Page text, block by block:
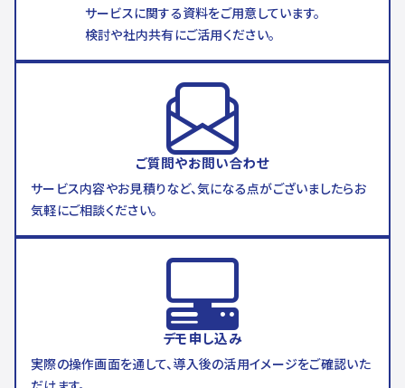
サービスに関する資料をご用意しています。
検討や社内共有にご活用ください。
ご質問やお問い合わせ
サービス内容やお見積りなど、気になる点がございましたらお
気軽にご相談ください。
デモ申し込み
実際の操作画面を通して、導入後の活用イメージをご確認いた